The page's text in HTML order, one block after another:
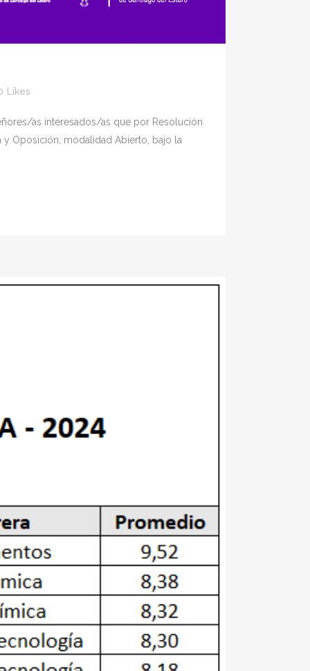
Likes
as interesados/as que por Resolución
y Oposición, modalidad Abierto, bajo la